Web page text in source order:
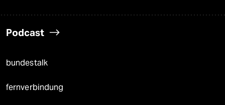
Podcast
bundestalk
fernverbindung